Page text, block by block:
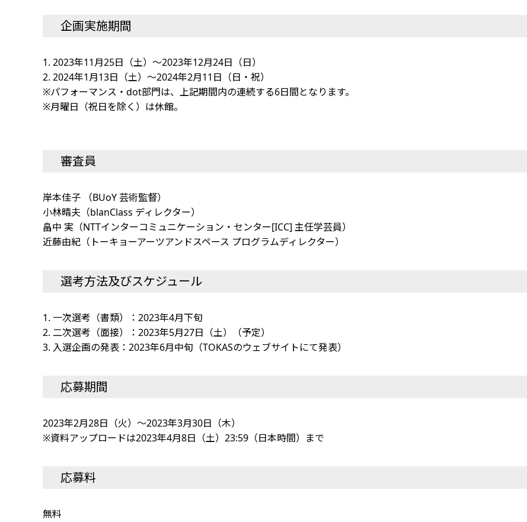
企画実施期間
1. 2023年11月25日（土）～2023年12月24日（日）
2. 2024年1月13日（土）～2024年2月11日（日・祝）
※パフォーマンス・dot部門は、上記期間内の連続する6日間となります。
※月曜日（祝日を除く）は休館。
審査員
岸本佳子 （BUoY 芸術監督）
小林晴夫（blanClass ディレクター）
畠中 実（NTTインターコミュニケーション・センター[ICC] 主任学芸員）
近藤由紀（トーキョーアーツアンドスペース プログラムディレクター）
選考方法及びスケジュール
1. 一次選考（書類）：2023年4月下旬
2. 二次選考（面接）：2023年5月27日（土）（予定）
3. 入選企画の発表：2023年6月中旬（TOKASのウェブサイトにて発表）
応募期間
2023年2月28日（火）～2023年3月30日（木）
※資料アップロードは2023年4月8日（土）23:59（日本時間）まで
応募料
無料